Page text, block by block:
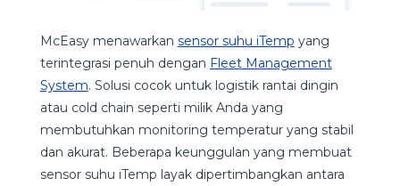
McEasy menawarkan sensor suhu iTemp yang
terintegrasi penuh dengan Fleet Management
System. Solusi cocok untuk logistik rantai dingin
atau cold chain seperti milik Anda yang
membutuhkan monitoring temperatur yang stabil
dan akurat. Beberapa keunggulan yang membuat
sensor suhu iTemp layak dipertimbangkan antara